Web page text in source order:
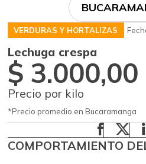
VERDURAS Y HORTALIZAS
Lechuga crespa
$ 3.000,00
Precio por kilo
*Precio promedio en Bucaramanga
COMPORTAMIENTO